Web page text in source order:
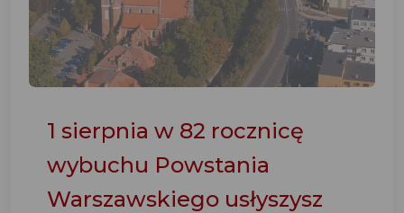
1 sierpnia w 82 rocznicę
wybuchu Powstania
Warszawskiego usłyszysz